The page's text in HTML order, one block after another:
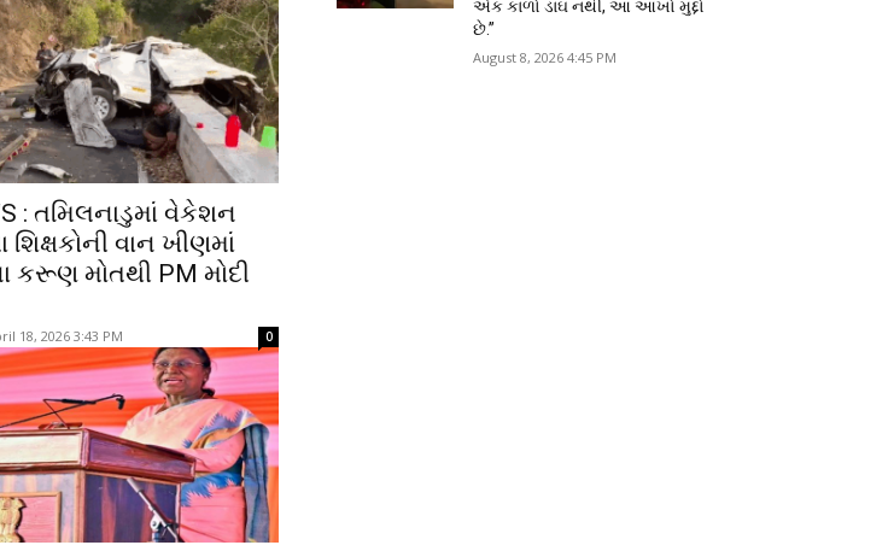
: તમિલનાડુમાં વેકેશન
શિક્ષકોની વાન ખીણમાં
કરૂણ મોતથી PM મોદી
18, 2026 3:43 PM 0
એક કાળો ડાઘ નથી, આ આખો મુદ્દો
છે.”
August 8, 2026 4:45 PM